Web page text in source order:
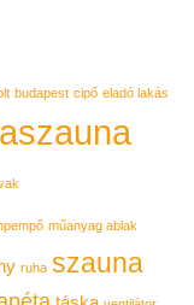
budapest cipő eladó lakás
műanyag ablak
ruha szauna